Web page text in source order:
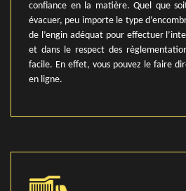
confiance en la matière. Quel que
évacuer, peu importe le type
de l’engin adéquat pour effectuer
et dans le respect des
facile. En effet, vous pouvez le faire
en ligne.